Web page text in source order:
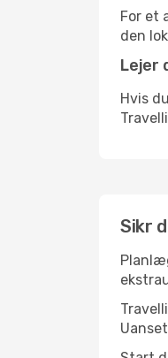
For et
den
Lejer
Hvis
Sikr